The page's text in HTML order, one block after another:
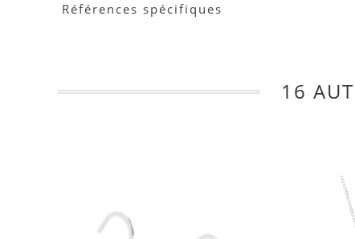
Références spécifiques
16